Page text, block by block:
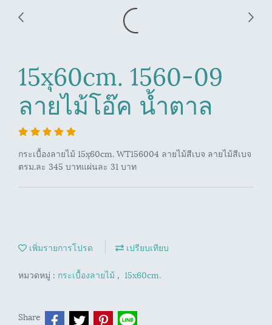
15xุ60cm. 1560-09
ลายไม้โอ๊ค น้ำตาล
กระเบื้องลายไม้ 15xุ60cm. WT156004 ลายไม้สีเบจ ลายไม้สีเบจ
ตรม.ละ 345 บาทแผ่นละ 31 บาท
เพิ่มรายการโปรด เปรียบเทียบ
หมวดหมู่ : กระเบื้องลายไม้ , 15x60cm.
Share